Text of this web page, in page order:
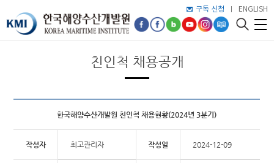
구독 신청 ENGLISH
친인척 채용공개
한국해양수산개발원 친인척 채용현황(2024년 3분기)
작성자 최고관리자 작성일 2024-12-09